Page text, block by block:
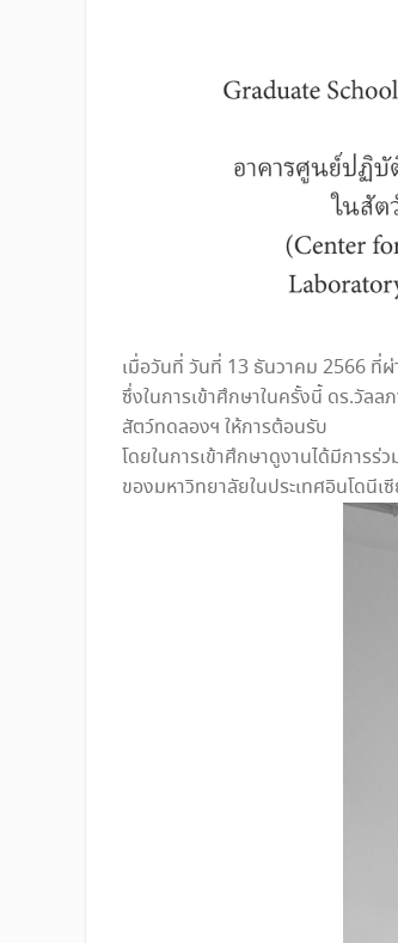
เมื่อวันที่ วันที่ 13 ธันวาคม 2566
ซึ่งในการเข้าศึกษาในครั้งนี้ ดร.วัล
สัตว์ทดลองฯ ให้การต้อนรับ
โดยในการเข้าศึกษาดูงานได้มีการ
ของมหาวิทยาลัยในประเทศอินโดนี